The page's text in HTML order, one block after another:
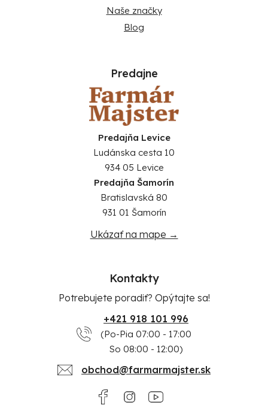
Naše značky
Blog
Predajne
Predajňa Levice
Ludánska cesta 10
934 05 Levice
Predajňa Šamorín
Bratislavská 80
931 01 Šamorín
Ukázať na mape →
Kontakty
Potrebujete poradiť? Opýtajte sa!
+421 918 101 996
(Po-Pia 07:00 - 17:00
So 08:00 - 12:00)
obchod@farmarmajster.sk